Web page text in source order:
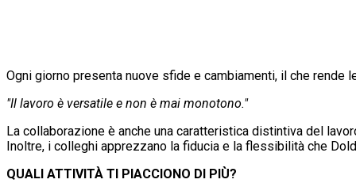
Ogni giorno presenta nuove sfide e cambiamenti, il che rende
"Il lavoro è versatile e non è mai monotono."
La collaborazione è anche una caratteristica distintiva del
Inoltre, i colleghi apprezzano la fiducia e la flessibilità che
QUALI ATTIVITÀ TI PIACCIONO DI PIÙ?